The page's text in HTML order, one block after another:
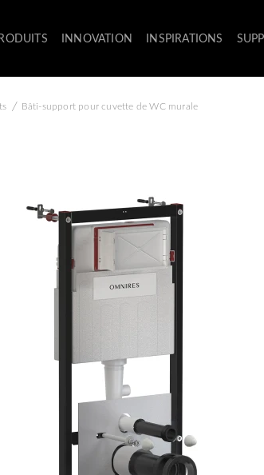
INNOVATION INSPIRATIONS
/ Bâti-support pour cuvette de WC murale